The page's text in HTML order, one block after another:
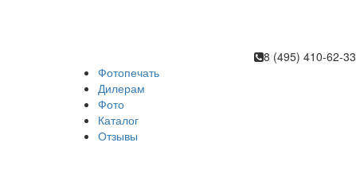
8 (495) 410-62-33
Фотопечать
Дилерам
Фото
Каталог
Отзывы